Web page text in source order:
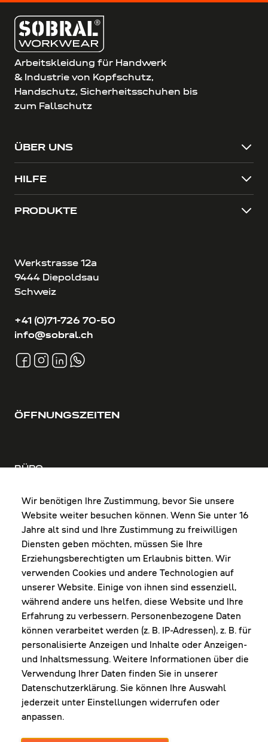
Wir benötigen Ihre Zustimmung, bevor Sie unsere
Website weiter besuchen können. Wenn Sie unter 16
Jahre alt sind und Ihre Zustimmung zu freiwilligen
Diensten geben möchten, müssen Sie Ihre
Erziehungsberechtigten um Erlaubnis bitten. Wir
verwenden Cookies und andere Technologien auf
unserer Website. Einige von ihnen sind essenziell,
während andere uns helfen, diese Website und Ihre
Erfahrung zu verbessern. Personenbezogene Daten
können verarbeitet werden (z. B. IP-Adressen), z. B. für
personalisierte Anzeigen und Inhalte oder Anzeigen-
und Inhaltsmessung. Weitere Informationen über die
Verwendung Ihrer Daten finden Sie in unserer
Datenschutzerklärung. Sie können Ihre Auswahl
jederzeit unter Einstellungen widerrufen oder
anpassen.
Arbeitskleidung für Handwerk
& Industrie von Kopfschutz,
Handschutz, Sicherheitsschuhen bis
zum Fallschutz
ÜBER UNS
HILFE
PRODUKTE
Werkstrasse 12a
9444 Diepoldsau
Schweiz
+41 (0)71-726 70-50
info@sobral.ch
ÖFFNUNGSZEITEN
BÜRO
FR: 8:00-12:00 & 13:00-16:00 Uhr
Shop Diepoldsau
MO-Do: 8:00-12:00 & 13:00-17:30 Uhr
Fr: 8:00-16:00 Uhr
1. Samstag im Monat: 9:00-16:00 Uhr
NEWSLETTER
Erhalte Infos zu aktueller Arbeitskleidung für
deine Firma und unseren Service